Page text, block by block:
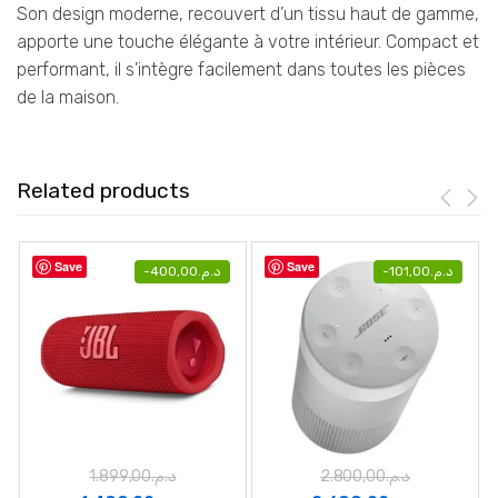
Son design moderne, recouvert d’un tissu haut de gamme,
apporte une touche élégante à votre intérieur. Compact et
performant, il s’intègre facilement dans toutes les pièces
de la maison.
Related products
Save - د.م.400,00
د.م.1.899,00
Save - د.م.101,00
د.م.2.800,00